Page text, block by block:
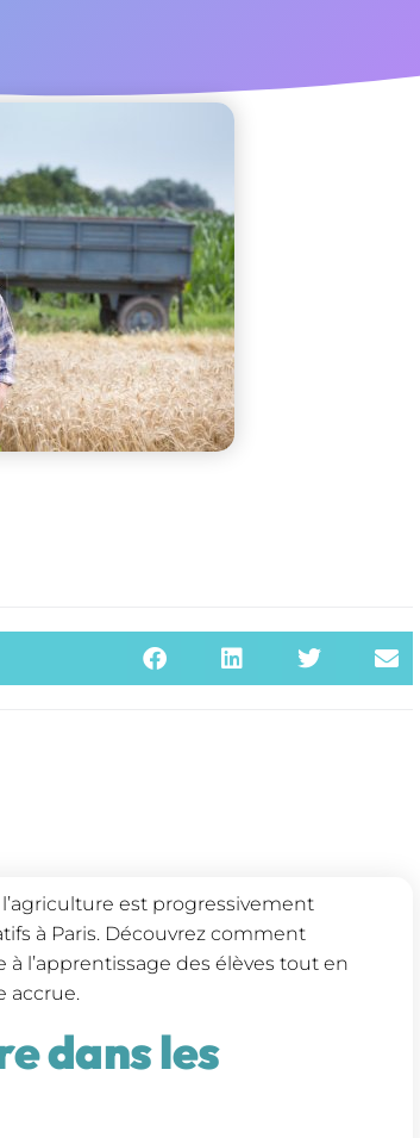
est progressivement
à Paris. Découvrez comment
l’apprentissage des élèves tout en
accrue.
dans les